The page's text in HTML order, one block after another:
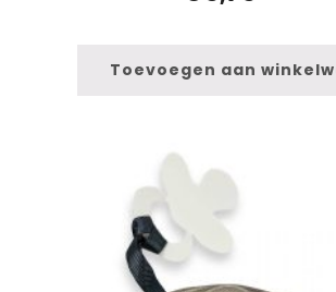
Toevoegen aan